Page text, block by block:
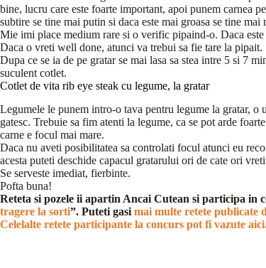
bine, lucru care este foarte important, apoi punem carnea
subtire se tine mai putin si daca este mai groasa se tine
Mie imi place medium rare si o verific pipaind-o. Daca
Daca o vreti well done, atunci va trebui sa fie tare la pipait.
Dupa ce se ia de pe gratar se mai lasa sa stea intre 5 si 7
suculent cotlet.
Cotlet de vita rib eye steak cu legume, la gratar
Legumele le punem intro-o tava pentru legume la gratar, o
gatesc. Trebuie sa fim atenti la legume, ca se pot arde
carne e focul mai mare.
Daca nu aveti posibilitatea sa controlati focul atunci eu
acesta puteti deschide capacul gratarului ori de cate ori
Se serveste imediat, fierbinte.
Pofta buna!
Reteta si pozele ii apartin Ancai Cutean si participa in
tragere la sorti”. Puteti gasi mai multe retete publicate
Celelalte retete participante la concurs pot fi vazute